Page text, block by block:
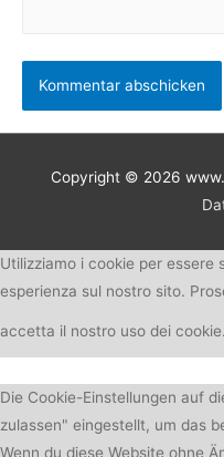
Copyright © 2026
Utilizziamo i cookie per essere
esperienza sul nostro sito.
accetta il nostro uso dei cookie.
Die Cookie-Einstellungen auf
zulassen" eingestellt, um das
Wenn du diese Website ohne